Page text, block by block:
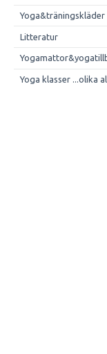
Yoga&träningskläder
Litteratur
Yoga klasser ...olika